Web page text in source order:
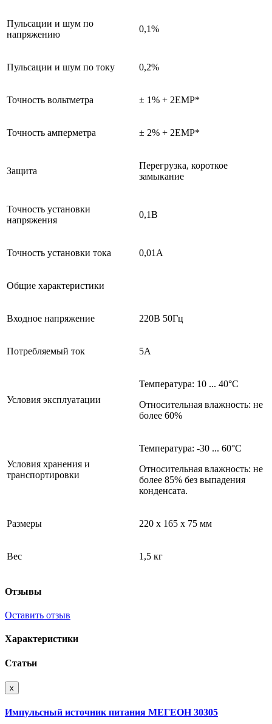
Пульсации и шум по
напряжению
0,1%
Пульсации и шум по току 0,2%
Точность вольтметра ± 1% + 2ЕМР*
Точность амперметра ± 2% + 2ЕМР*
Защита
Перегрузка, короткое
замыкание
Точность установки
напряжения
0,1В
Точность установки тока 0,01А
Общие характеристики
Входное напряжение 220В 50Гц
Потребляемый ток 5А
Условия эксплуатации
Температура: 10 ... 40°С
Относительная влажность: не
более 60%
Условия хранения и
транспортировки
Температура: -30 ... 60°С
Относительная влажность: не
более 85% без выпадения
конденсата.
Размеры 220 х 165 х 75 мм
Вес 1,5 кг
Отзывы
Оставить отзыв
Характеристики
Статьи
x
Импульсный источник питания МЕГЕОН 30305